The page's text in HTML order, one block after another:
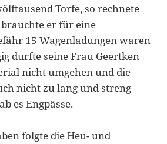
Torfe, so rechnete
er für eine
15 Wagenladungen waren
durfte seine Frau Geertken
nicht umgehen und die
nicht zu lang und streng
es Engpässe.
folgte die Heu- und